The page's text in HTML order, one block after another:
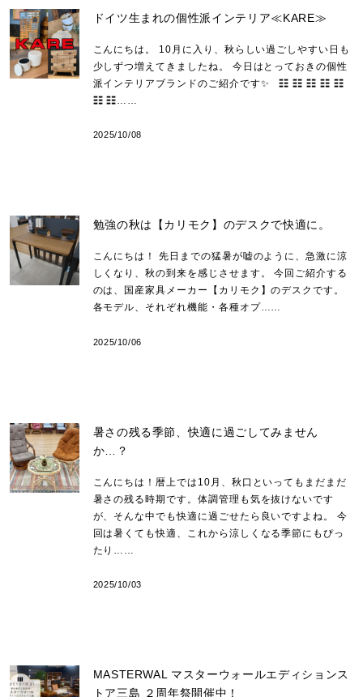
ドイツ生まれの個性派インテリア≪KARE≫
こんにちは。 10月に入り、秋らしい過ごしやすい日も
少しずつ増えてきましたね。 今日はとっておきの個性
派インテリアブランドのご紹介です✨ ☷ ☷ ☷ ☷ ☷
☷ ☷……
2025/10/08
勉強の秋は【カリモク】のデスクで快適に。
こんにちは！ 先日までの猛暑が嘘のように、急激に涼
しくなり、秋の到来を感じさせます。 今回ご紹介する
のは、国産家具メーカー【カリモク】のデスクです。
各モデル、それぞれ機能・各種オプ……
2025/10/06
暑さの残る季節、快適に過ごしてみません
か…？
こんにちは！暦上では10月、秋口といってもまだまだ
暑さの残る時期です。体調管理も気を抜けないです
が、そんな中でも快適に過ごせたら良いですよね。 今
回は暑くても快適、これから涼しくなる季節にもぴっ
たり……
2025/10/03
MASTERWAL マスターウォールエディションス
トア三島 ２周年祭開催中！